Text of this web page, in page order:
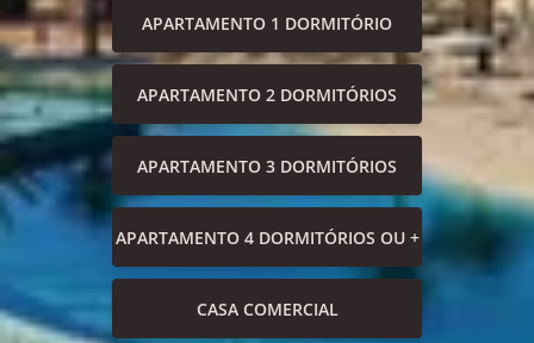
APARTAMENTO 1 DORMITÓRIO
APARTAMENTO 2 DORMITÓRIOS
APARTAMENTO 3 DORMITÓRIOS
APARTAMENTO 4 DORMITÓRIOS OU +
CASA COMERCIAL